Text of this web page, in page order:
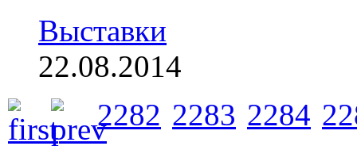
Выставки
22.08.2014
2282 2283 2284